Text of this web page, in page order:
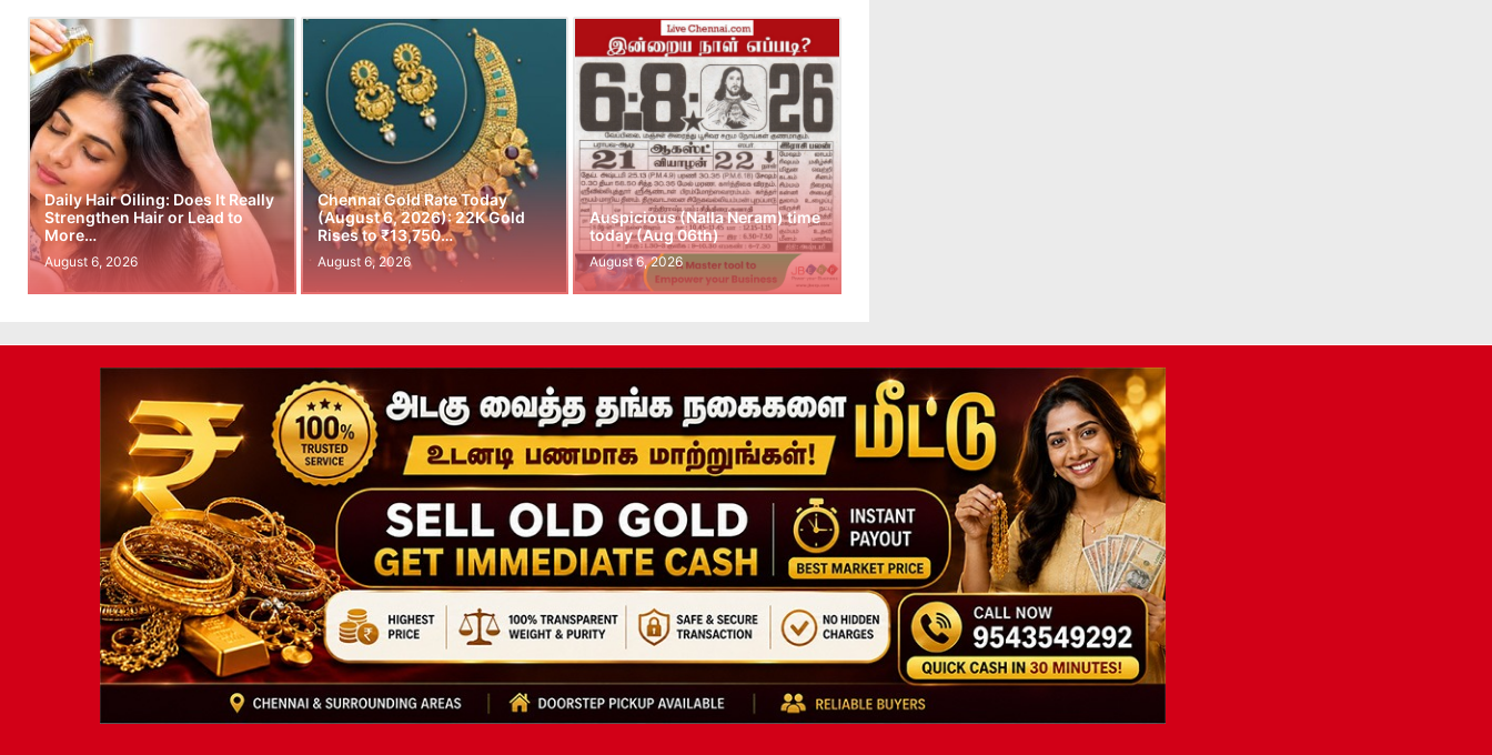
Daily Hair Oiling: Does It Really
Strengthen Hair or Lead to
More…
August 6, 2026
Chennai Gold Rate Today
(August 6, 2026): 22K Gold
Rises to ₹13,750…
August 6, 2026
Auspicious (Nalla Neram) time
today (Aug 06th)
August 6, 2026